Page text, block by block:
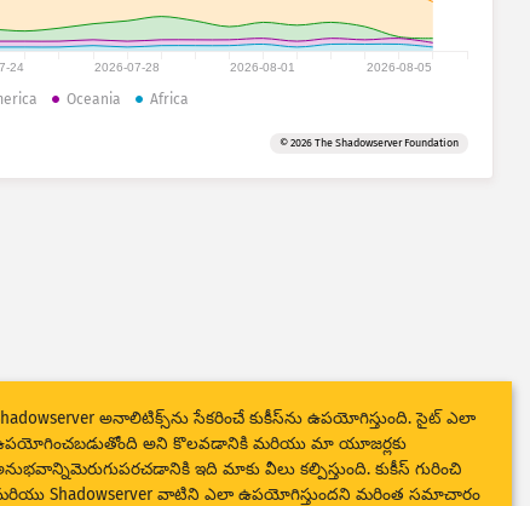
24 2026-07-28 2026-08-01 2026-08-05
Oceania Africa
© 2026 The Shadowserver Foundation
అనాలిటిక్స్‌ను సేకరించే కుకీస్‌ను ఉపయోగిస్తుంది. సైట్ ఎలా
అని కొలవడానికి మరియు మా యూజర్లకు
ఇది మాకు వీలు కల్పిస్తుంది. కుకీస్ గురించి
Shadowserver వాటిని ఎలా ఉపయోగిస్తుందని మరింత సమాచారం